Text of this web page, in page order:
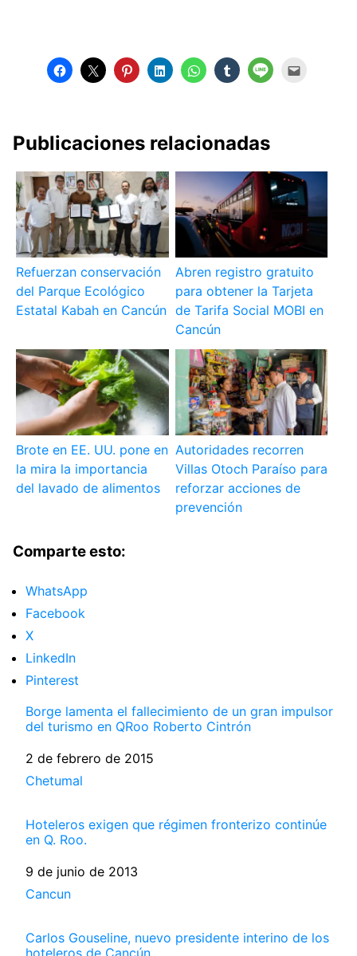
Publicaciones relacionadas
Refuerzan conservación
del Parque Ecológico
Estatal Kabah en Cancún
Abren registro gratuito
para obtener la Tarjeta
de Tarifa Social MOBI en
Cancún
Brote en EE. UU. pone en
la mira la importancia
del lavado de alimentos
Autoridades recorren
Villas Otoch Paraíso para
reforzar acciones de
prevención
Comparte esto:
WhatsApp
Facebook
X
LinkedIn
Pinterest
Borge lamenta el fallecimiento de un gran impulsor
del turismo en QRoo Roberto Cintrón
Fecha
2 de febrero de 2015
Respecto a
Chetumal
Hoteleros exigen que régimen fronterizo continúe
en Q. Roo.
Fecha
9 de junio de 2013
Respecto a
Cancun
Carlos Gouseline, nuevo presidente interino de los
hoteleros de Cancún